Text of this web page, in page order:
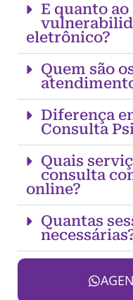
E quanto
eletrônico?
Quem são
Diferença
Consulta
Quais
consulta
online?
Quantas